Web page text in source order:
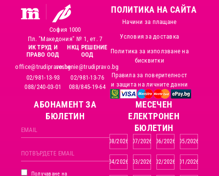
София 1000
Пл. "Македония" № 1, ет. 7
ИК ТРУД И
ПРАВО ООД
office@trudipravo.bg
02/981-13-93
088/240-03-01
НКЦ РЕШЕНИЕ
ООД
reshenie@trudipravo.bg
02/981-13-76
088/845-19-64
ПОЛИТИКА НА САЙТА
Начини за плащане
Условия за доставка
Политика за използване на
бисквитки
Правила за поверителност
и защита на личните данни
АБОНАМЕНТ ЗА
БЮЛЕТИН
Получаване на
MЕСЕЧЕН
ЕЛЕКТРОНЕН
БЮЛЕТИН
08/2026 07/2026 06/2026 05/2026
04/2026 03/2026 02/2026 01/2026